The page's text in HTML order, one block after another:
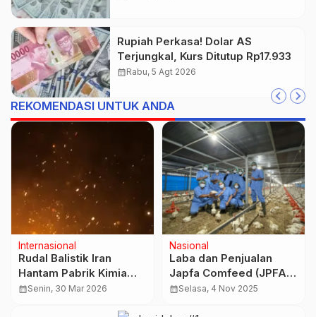
Rupiah Perkasa! Dolar AS
Terjungkal, Kurs Ditutup Rp17.933
calendar_monthRabu, 5 Agt 2026
REKOMENDASI UNTUK ANDA
Nasional
Prabowo Percepat
Pembangunan Koperasi
Merah Putih, Tegaskan
calendar_monthSenin, 1 Des 2025
Regional
2 Calon Jemaah Haji
Kota Jambi Mundur
karena Sakit, Kuota
calendar_monthSelasa, 5 Mei 2026